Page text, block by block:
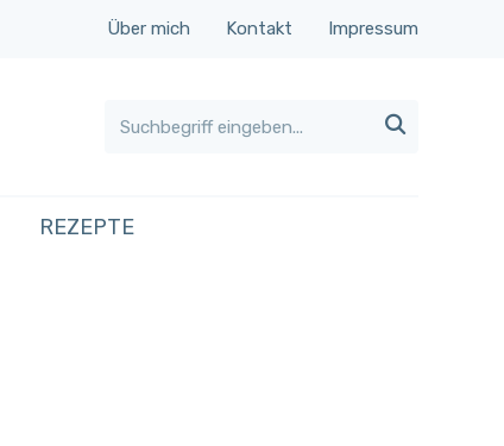
Über mich Kontakt Impressum

REZEPTE